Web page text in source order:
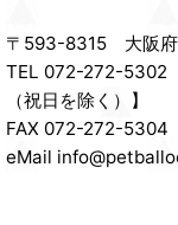
〒593-8315 大阪府
TEL 072-272-5302
（祝日を除く）】
FAX 072-272-5304
eMail